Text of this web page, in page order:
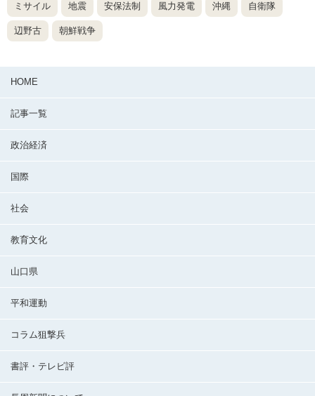
ミサイル 地震 安保法制 風力発電 沖縄 自衛隊
辺野古 朝鮮戦争
HOME
記事一覧
政治経済
国際
社会
教育文化
山口県
平和運動
コラム狙撃兵
書評・テレビ評